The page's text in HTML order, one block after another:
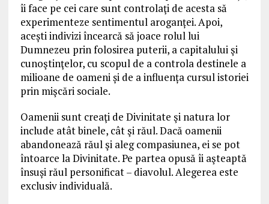
îi face pe cei care sunt controlaţi de acesta să
experimenteze sentimentul aroganței. Apoi,
acești indivizi încearcă să joace rolul lui
Dumnezeu prin folosirea puterii, a capitalului şi
cunoştinţelor, cu scopul de a controla destinele a
milioane de oameni și de a influența cursul istoriei
prin mişcări sociale.
Oamenii sunt creaţi de Divinitate şi natura lor
include atât binele, cât şi răul. Dacă oamenii
abandonează răul şi aleg compasiunea, ei se pot
întoarce la Divinitate. Pe partea opusă îi aşteaptă
însuși răul personificat – diavolul. Alegerea este
exclusiv individuală.